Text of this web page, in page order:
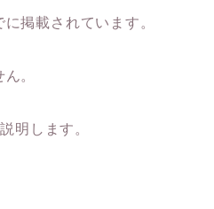
掲載されています。
。
明します。